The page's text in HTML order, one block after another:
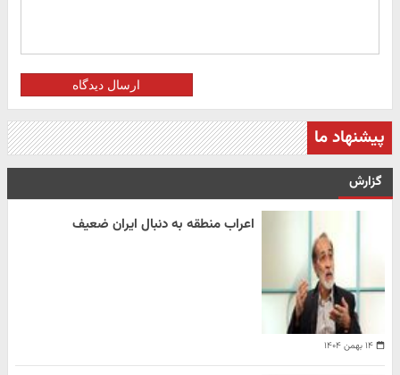
ارسال دیدگاه
پیشنهاد ما
گزارش
۱۴ بهمن ۱۴۰۴
اعراب منطقه به دنبال ایران ضعیف